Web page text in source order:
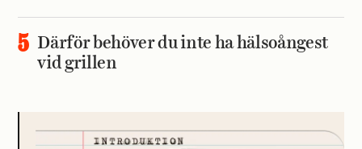
Därför behöver du inte ha hälsoångest
vid grillen